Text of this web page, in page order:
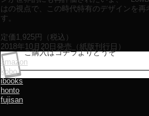
はの視点で、この時代特有のデザインを再
す。
定価1,925円（税込）
2018年10月20日発売（紙版刊行日）
ご購入はコチラよりどうぞ
amazon
kobo
ibooks
honto
fujisan